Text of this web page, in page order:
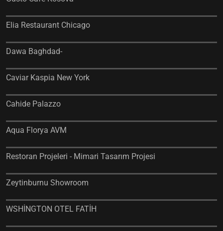
Elia Restaurant Chicago
Dawa Baghdad-
Caviar Kaspia New York
Cahide Palazzo
Aqua Florya AVM
Restoran Projeleri - Mimari Tasarım Projesi
Zeytinburnu Showroom
WSHİNGTON OTEL FATİH